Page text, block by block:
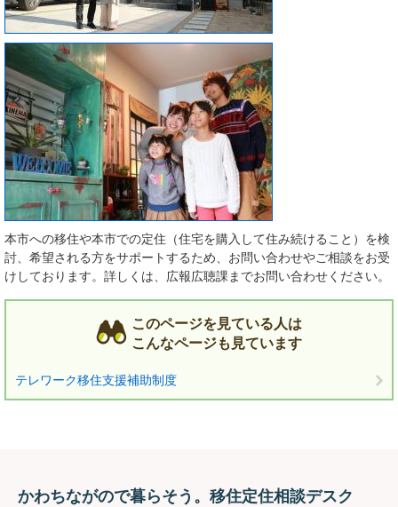
本市への移住や本市での定住（住宅を購入して住み続けること）を検
討、希望される方をサポートするため、お問い合わせやご相談をお受
けしております。詳しくは、広報広聴課までお問い合わせください。
このページを見ている人は
こんなページも見ています
テレワーク移住支援補助制度
かわちながので暮らそう。移住定住相談デスク